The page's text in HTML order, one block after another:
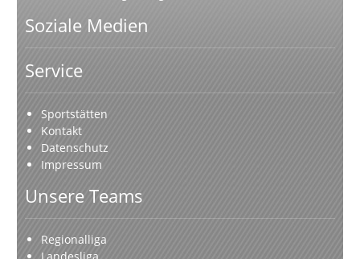
Soziale Medien
Service
Sportstätten
Kontakt
Datenschutz
Impressum
Unsere Teams
Regionalliga